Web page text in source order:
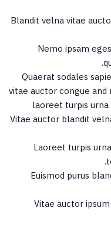
Blandit velna vitae
Nemo ipsam
Quaerat sodales
vitae auctor congue
laoreet turpis urna
Vitae auctor blandit
Laoreet turpis
Euismod purus
Vitae auctor